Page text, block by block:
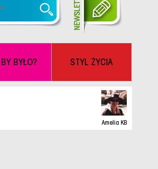
BYŁO? STYL ŻYCIA
Amelia KB